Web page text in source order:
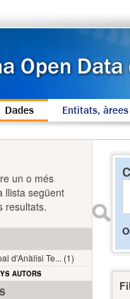
Dades Entitats,
un o més
llista següent
resultats.
d'Anàlisi Te... (1)
AUTORS